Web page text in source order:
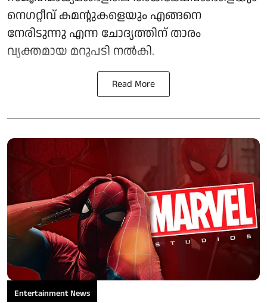
നെഗറ്റീവ് കമന്റുകളെയും എങ്ങനെ
നേരിടുന്നു എന്ന ചോദ്യത്തിന് താരം
വ്യക്തമായ മറുപടി നൽകി.
Read More
Entertainment News